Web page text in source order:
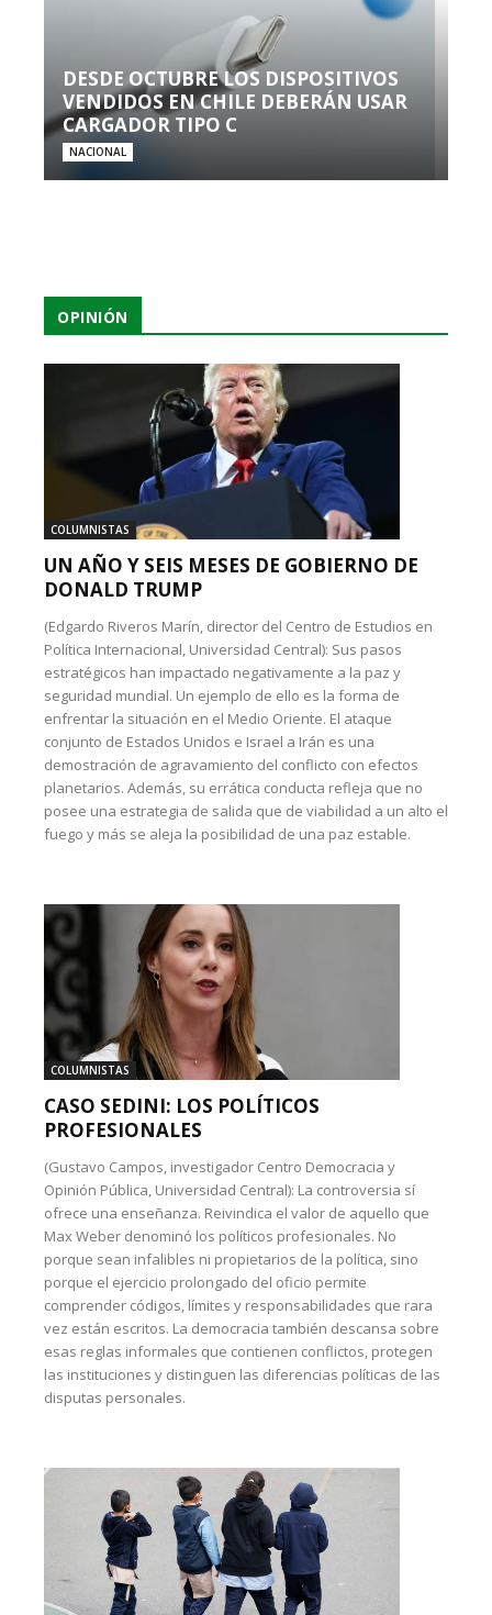
DESDE OCTUBRE LOS DISPOSITIVOS
VENDIDOS EN CHILE DEBERÁN USAR
CARGADOR TIPO C
NACIONAL
OPINIÓN
COLUMNISTAS
UN AÑO Y SEIS MESES DE GOBIERNO DE
DONALD TRUMP
(Edgardo Riveros Marín, director del Centro de Estudios en
Política Internacional, Universidad Central): Sus pasos
estratégicos han impactado negativamente a la paz y
seguridad mundial. Un ejemplo de ello es la forma de
enfrentar la situación en el Medio Oriente. El ataque
conjunto de Estados Unidos e Israel a Irán es una
demostración de agravamiento del conflicto con efectos
planetarios. Además, su errática conducta refleja que no
posee una estrategia de salida que de viabilidad a un alto el
fuego y más se aleja la posibilidad de una paz estable.
COLUMNISTAS
CASO SEDINI: LOS POLÍTICOS
PROFESIONALES
(Gustavo Campos, investigador Centro Democracia y
Opinión Pública, Universidad Central): La controversia sí
ofrece una enseñanza. Reivindica el valor de aquello que
Max Weber denominó los políticos profesionales. No
porque sean infalibles ni propietarios de la política, sino
porque el ejercicio prolongado del oficio permite
comprender códigos, límites y responsabilidades que rara
vez están escritos. La democracia también descansa sobre
esas reglas informales que contienen conflictos, protegen
las instituciones y distinguen las diferencias políticas de las
disputas personales.